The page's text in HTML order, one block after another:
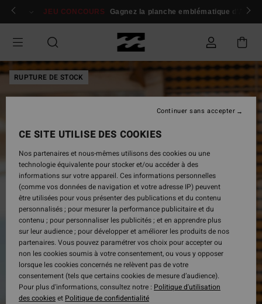
Passer
produit
Se connecter / s'inscrire
JEU CONCOURS Gagnez la planche emblématique d'Andy
RUPTURE DE STOCK
CE SITE UTILISE DES COOKIES
Nos partenaires et nous-mêmes utilisons des cookies ou une
technologie équivalente pour stocker et/ou accéder à des
informations sur votre appareil. Ces informations personnelles
(comme vos données de navigation et votre adresse IP) peuvent
être utilisées pour vous présenter des publications et du contenu
personnalisés ; pour mesurer la performance publicitaire et du
contenu ; pour personnaliser les publicités ; et en apprendre plus
sur leur audience ; pour développer et améliorer les produits de nos
partenaires. Vous pouvez paramétrer vos choix pour accepter ou
non les cookies soumis à votre consentement, ou vous y opposer
lorsque les cookies concernés ne relèvent pas de votre
consentement (tels que certains cookies de mesure d’audience).
Pour plus d'informations, consultez notre : Politique d'utilisation
des cookieset Politique de confidentialité
Continuer sans accepter